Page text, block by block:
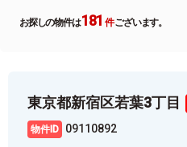
お探しの物件は181 件ございます。
東京都新宿区若葉3丁目
09110892